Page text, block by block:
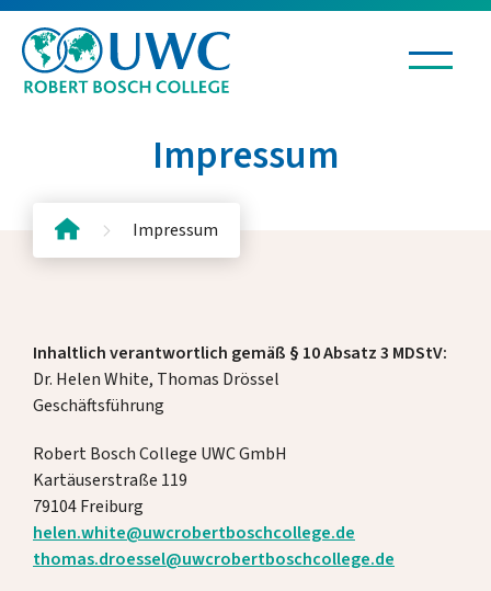
Leben & Lernen
Aufnahme & Stipendien
Fördern & Unterstützen
Über uns
Alumni
Impressum
Impressum
Inhaltlich verantwortlich gemäß § 10 Absatz 3 MDStV:
Dr. Helen White, Thomas Drössel
Geschäftsführung
Robert Bosch College UWC GmbH
Kartäuserstraße 119
79104 Freiburg
helen.white@uwcrobertboschcollege.de
thomas.droessel@uwcrobertboschcollege.de